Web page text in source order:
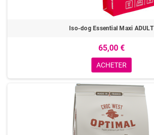
Iso-dog Essential Maxi ADULT
65,00 €
ACHETER